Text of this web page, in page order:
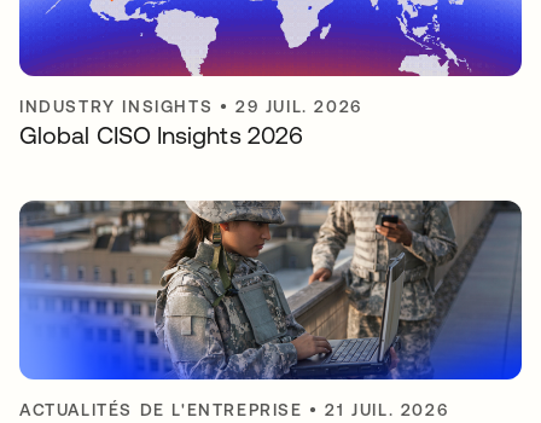
INDUSTRY INSIGHTS •29 JUIL. 2026
Global CISO Insights 2026
ACTUALITÉS DE L'ENTREPRISE •21 JUIL. 2026